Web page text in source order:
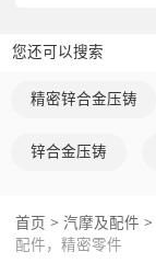
您还可以搜索
精密锌合金压铸
锌合金压铸
首页 > 汽摩及配件 >
配件，精密零件